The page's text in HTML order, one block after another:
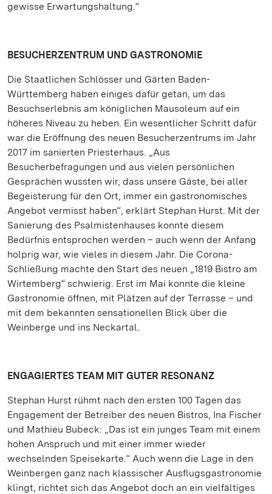
gewisse Erwartungshaltung.“
BESUCHERZENTRUM UND GASTRONOMIE
Die Staatlichen Schlösser und Gärten Baden-
Württemberg haben einiges dafür getan, um das
Besuchserlebnis am königlichen Mausoleum auf ein
höheres Niveau zu heben. Ein wesentlicher Schritt dafür
war die Eröffnung des neuen Besucherzentrums im Jahr
2017 im sanierten Priesterhaus. „Aus
Besucherbefragungen und aus vielen persönlichen
Gesprächen wussten wir, dass unsere Gäste, bei aller
Begeisterung für den Ort, immer ein gastronomisches
Angebot vermisst haben“, erklärt Stephan Hurst. Mit der
Sanierung des Psalmistenhauses konnte diesem
Bedürfnis entsprochen werden – auch wenn der Anfang
holprig war, wie vieles in diesem Jahr. Die Corona-
Schließung machte den Start des neuen „1819 Bistro am
Wirtemberg“ schwierig. Erst im Mai konnte die kleine
Gastronomie öffnen, mit Plätzen auf der Terrasse – und
mit dem bekannten sensationellen Blick über die
Weinberge und ins Neckartal.
ENGAGIERTES TEAM MIT GUTER RESONANZ
Stephan Hurst rühmt nach den ersten 100 Tagen das
Engagement der Betreiber des neuen Bistros, Ina Fischer
und Mathieu Bubeck: „Das ist ein junges Team mit einem
hohen Anspruch und mit einer immer wieder
wechselnden Speisekarte.“ Auch wenn die Lage in den
Weinbergen ganz nach klassischer Ausflugsgastronomie
klingt, richtet sich das Angebot doch an ein vielfältiges